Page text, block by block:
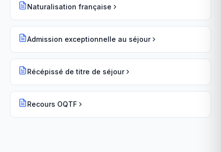
Naturalisation française
Admission exceptionnelle au séjour
Récépissé de titre de séjour
Recours OQTF